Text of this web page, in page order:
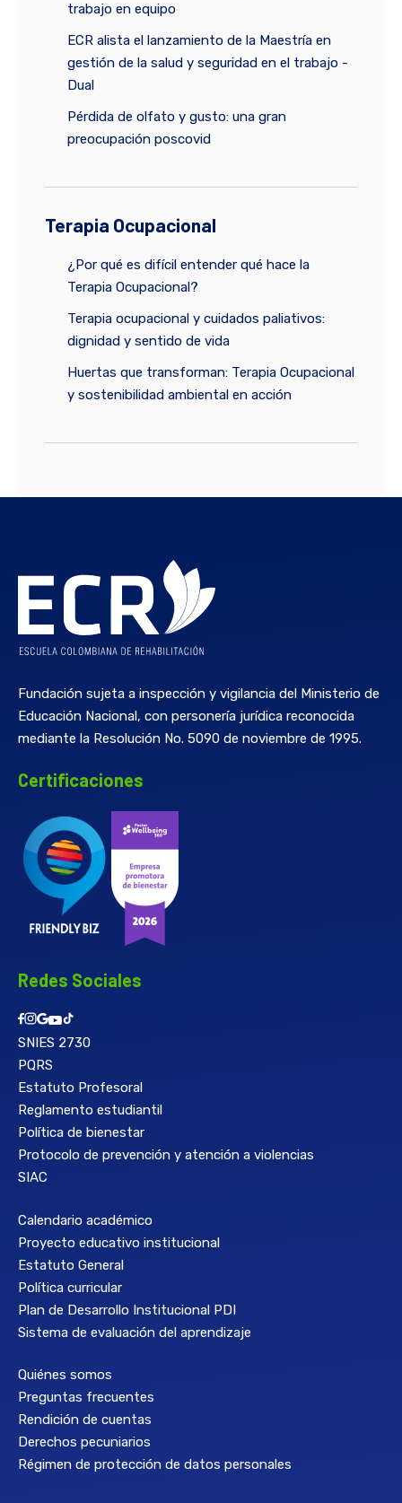
trabajo en equipo
ECR alista el lanzamiento de la Maestría en
gestión de la salud y seguridad en el trabajo -
Dual
Pérdida de olfato y gusto: una gran
preocupación poscovid
Terapia Ocupacional
¿Por qué es difícil entender qué hace la
Terapia Ocupacional?
Terapia ocupacional y cuidados paliativos:
dignidad y sentido de vida
Huertas que transforman: Terapia Ocupacional
y sostenibilidad ambiental en acción
Fundación sujeta a inspección y vigilancia del Ministerio de
Educación Nacional, con personería jurídica reconocida
mediante la Resolución No. 5090 de noviembre de 1995.
Certificaciones
Redes Sociales
SNIES 2730
PQRS
Estatuto Profesoral
Reglamento estudiantil
Política de bienestar
Protocolo de prevención y atención a violencias
SIAC
Calendario académico
Proyecto educativo institucional
Estatuto General
Política curricular
Plan de Desarrollo Institucional PDI
Sistema de evaluación del aprendizaje
Quiénes somos
Preguntas frecuentes
Rendición de cuentas
Derechos pecuniarios
Régimen de protección de datos personales